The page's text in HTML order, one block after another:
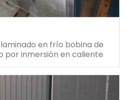
en frío bobina de
por inmersión en caliente